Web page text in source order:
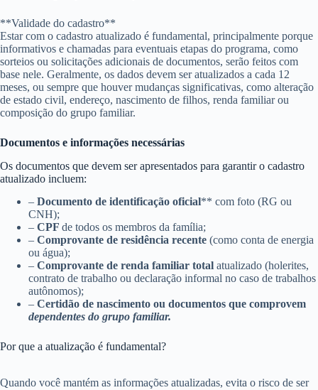
**Validade do cadastro**
Estar com o cadastro atualizado é fundamental, principalmente porque
informativos e chamadas para eventuais etapas do programa, como
sorteios ou solicitações adicionais de documentos, serão feitos com
base nele. Geralmente, os dados devem ser atualizados a cada 12
meses, ou sempre que houver mudanças significativas, como alteração
de estado civil, endereço, nascimento de filhos, renda familiar ou
composição do grupo familiar.
Documentos e informações necessárias
Os documentos que devem ser apresentados para garantir o cadastro
atualizado incluem:
– Documento de identificação oficial** com foto (RG ou
CNH);
– CPF de todos os membros da família;
– Comprovante de residência recente (como conta de energia
ou água);
– Comprovante de renda familiar total atualizado (holerites,
contrato de trabalho ou declaração informal no caso de trabalhos
autônomos);
– Certidão de nascimento ou documentos que comprovem
dependentes do grupo familiar.
Por que a atualização é fundamental?
Quando você mantém as informações atualizadas, evita o risco de ser